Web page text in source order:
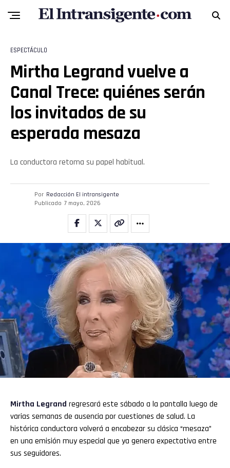
ESPECTÁCULO
Mirtha Legrand vuelve a
Canal Trece: quiénes serán
los invitados de su
esperada mesaza
La conductora retoma su papel habitual.
Por Redacción El intransigente
Publicado 7 mayo, 2026
Mirtha Legrand regresará este sábado a la pantalla luego de
varias semanas de ausencia por cuestiones de salud. La
histórica conductora volverá a encabezar su clásica “mesaza”
en una emisión muy especial que ya genera expectativa entre
sus seguidores.